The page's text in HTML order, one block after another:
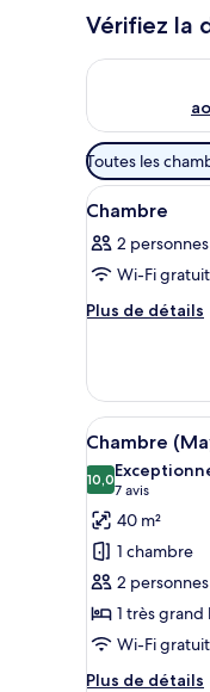
Vérifiez la
Vérifier la
Filtres
disponibles
pour
chambres
Toutes les
Afficher
toutes
les
photos
pour
de
chambre :
Chambre
4
Chambre
2 personnes
Wi-Fi gratuit
Plus de détails
Plus
Chambre
Afficher
toutes
les
photos
pour
ce
type
de
chambre :
Chambre
5
Chambre
10,010,0 sur 10
7 avis
(7 avis)
40 m²
1 chambre
2 personnes
1 très grand
Wi-Fi gratuit
Plus de détails
Plus